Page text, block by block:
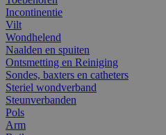
Incontinentie
Vilt
Wondhelend
Naalden en spuiten
Ontsmetting en Reiniging
Sondes, baxters en catheters
Steriel wondverband
Steunverbanden
Pols
Arm